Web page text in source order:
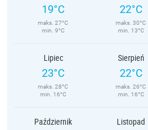
19°C
maks. 27°C
min. 9°C
22°C
maks. 30°C
min. 13°C
Lipiec
23°C
maks. 28°C
min. 16°C
Sierpień
22°C
maks. 26°C
min. 16°C
Październik Listopad